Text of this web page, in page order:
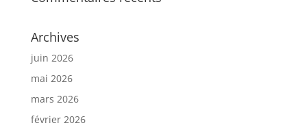
Archives
juin 2026
mai 2026
mars 2026
février 2026